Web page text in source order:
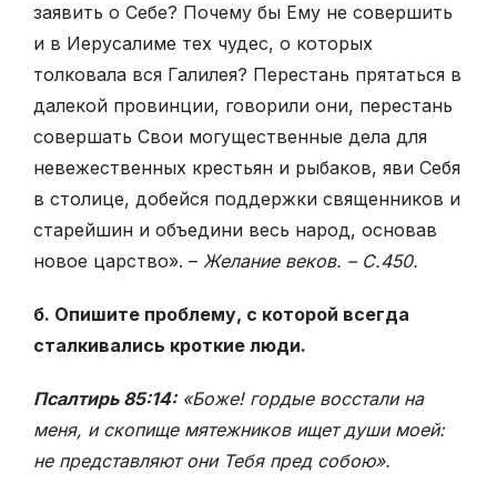
заявить о Себе? Почему бы Ему не совершить
и в Иерусалиме тех чудес, о которых
толковала вся Галилея? Перестань прятаться в
далекой провинции, говорили они, перестань
совершать Свои могущественные дела для
невежественных крестьян и рыбаков, яви Себя
в столице, добейся поддержки священников и
старейшин и объедини весь народ, основав
новое царство». – Желание веков. – С.450.
б. Опишите проблему, с которой всегда
сталкивались кроткие люди.
Псалтирь 85:14:«Боже! гордые восстали на
меня, и скопище мя­тежников ищет души моей:
не представляют они Тебя пред собою».